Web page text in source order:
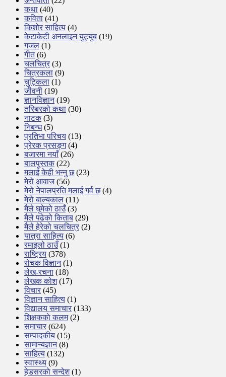
कथा (40)
कविता (41)
किशोर साहित्य (4)
केटाकेटी अनलाइन युट्युब (19)
गजल (1)
गीत(6)
चलचित्र (3)
चित्रकला (9)
चुट्किला (1)
जीवनी (19)
ज्ञानविज्ञान(19)
तस्बिरको कथा (30)
नाटक(3)
निबन्ध(5)
प्रतिभा परिचय (13)
प्रेरक प्रसङ्ग(4)
बजारमा नयाँ(26)
बालपुस्तक(22)
मलाई केही भन्नु छ(23)
मेरो आवाज(56)
मेरो नेपालप्रति मलाई गर्व छ(4)
मेरो बाल्यकाल (11)
मैले घुमेको ठाउँ(3)
मैले पढेको किताब (29)
मैले हेरेको चलचित्र (2)
यात्रा साहित्य (6)
रमाइलो ठाउँ(1)
राष्ट्रिय (378)
रोचक विज्ञान(1)
लेख-रचना (18)
लेखक कोश(17)
विचार (45)
विज्ञान साहित्य (1)
विद्यालय समाचार (133)
शिक्षककाे कलम(2)
समाचार (624)
सम्पादकीय (15)
सामान्यज्ञान(8)
साहित्य (132)
स्वास्थ्य (9)
हेडसरकाे सन्देश(1)